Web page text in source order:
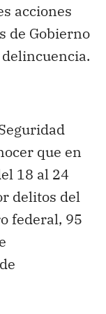
acciones
de Gobierno
que en
18 al 24
delitos del
federal, 95